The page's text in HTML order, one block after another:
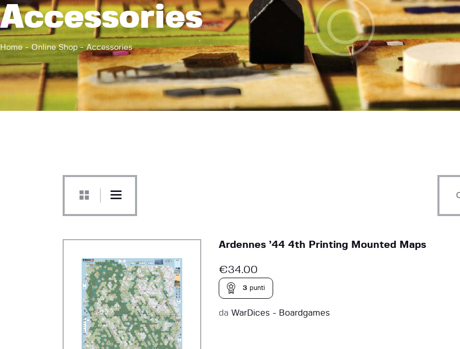
Accessories
Home Online Shop Accessories
Ardennes ’44 4th Printing Mounted Maps
€34.00
3 punti
da WarDices - Boardgames